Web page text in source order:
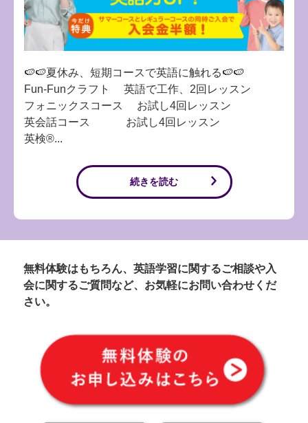
🍉🍉夏休み、短期コースで英語に触れる🍉🍉
Fun-Funクラフト 英語で工作、2回レッスン
フォニックスコース お試し4回レッスン
英会話コース お試し4回レッスン
英検®...
続きを読む
無料体験はもちろん、英語学習に関するご相談や入
会に関するご質問など、お気軽にお問い合わせくだ
さい。